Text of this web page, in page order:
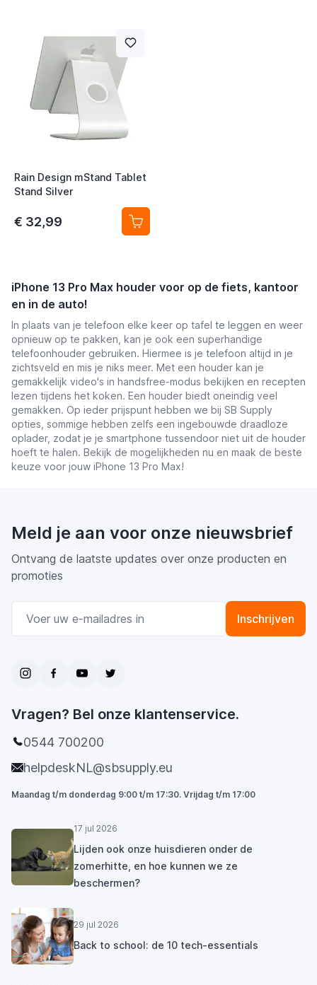
Rain Design mStand Tablet
Stand Silver
€ 32,99
iPhone 13 Pro Max houder voor op de fiets, kantoor
en in de auto!
In plaats van je telefoon elke keer op tafel te leggen en weer
opnieuw op te pakken, kan je ook een superhandige
telefoonhouder gebruiken. Hiermee is je telefoon altijd in je
zichtsveld en mis je niks meer. Met een houder kan je
gemakkelijk video's in handsfree-modus bekijken en recepten
lezen tijdens het koken. Een houder biedt oneindig veel
gemakken. Op ieder prijspunt hebben we bij SB Supply
opties, sommige hebben zelfs een ingebouwde draadloze
oplader, zodat je je smartphone tussendoor niet uit de houder
hoeft te halen. Bekijk de mogelijkheden nu en maak de beste
keuze voor jouw iPhone 13 Pro Max!
Meld je aan voor onze nieuwsbrief
Ontvang de laatste updates over onze producten en
promoties
Inschrijven
Vragen? Bel onze klantenservice.
0544 700200
helpdeskNL@sbsupply.eu
Maandag t/m donderdag 9:00 t/m 17:30. Vrijdag t/m 17:00
17 jul 2026
Lijden ook onze huisdieren onder de
zomerhitte, en hoe kunnen we ze
beschermen?
29 jul 2026
Back to school: de 10 tech-essentials